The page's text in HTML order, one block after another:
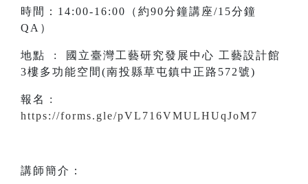
時間：14:00-16:00（約90分鐘講座/15分鐘
QA）
地點 : 國立臺灣工藝研究發展中心 工藝設計館
3樓多功能空間(南投縣草屯鎮中正路572號)
報名 :
https://forms.gle/pVL716VMULHUqJoM7
講師簡介：